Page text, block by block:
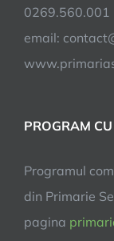
0269.560.001
email:
PROGRAM
Programul
din Primarie
pagina